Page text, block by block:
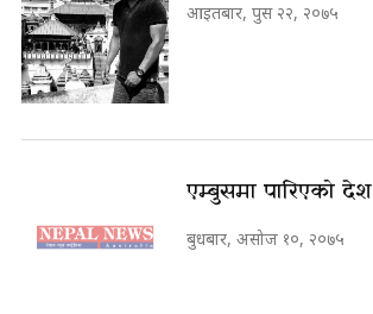
आइतबार, पुस २२, २०७५
एम्बुसमा पारिएको देश
बुधबार, असोज १०, २०७५